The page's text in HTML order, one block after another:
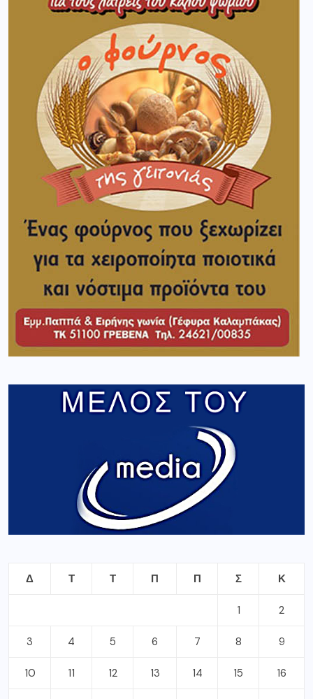
Δ Τ Τ Π Π Σ Κ
1 2
3 4 5 6 7 8 9
10 11 12 13 14 15 16